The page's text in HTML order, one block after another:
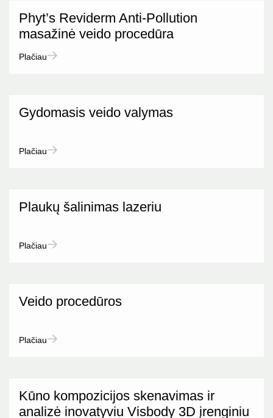
Phyt’s Reviderm Anti-Pollution
masažinė veido procedūra
Plačiau
Gydomasis veido valymas
Plačiau
Plaukų šalinimas lazeriu
Plačiau
Veido procedūros
Plačiau
Kūno kompozicijos skenavimas ir
analizė inovatyviu Visbody 3D įrenginiu